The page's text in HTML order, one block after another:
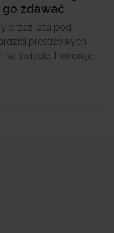
zdawać
przez lata pod
prestiżowych
na świecie. Honoruje
Ministerstwo
Łodzi możesz